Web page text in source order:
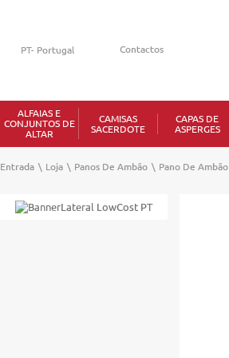
Contactos
ALFAIAS E
CONJUNTOS DE
ALTAR
CAMISAS
SACERDOTE
CAPAS DE
ASPERGES
Entrada \ Loja \ Panos De Ambão \ Pano De Ambão